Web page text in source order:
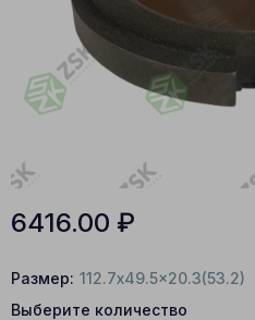
6416.00 ₽
Размер: 112.7x49.5x20.3(53.2)
Выберите количество